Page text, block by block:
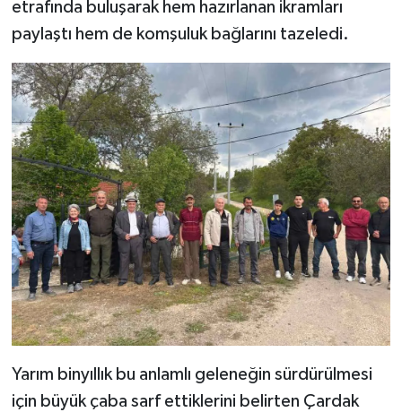
etrafında buluşarak hem hazırlanan ikramları
paylaştı hem de komşuluk bağlarını tazeledi.
Yarım binyıllık bu anlamlı geleneğin sürdürülmesi
için büyük çaba sarf ettiklerini belirten Çardak